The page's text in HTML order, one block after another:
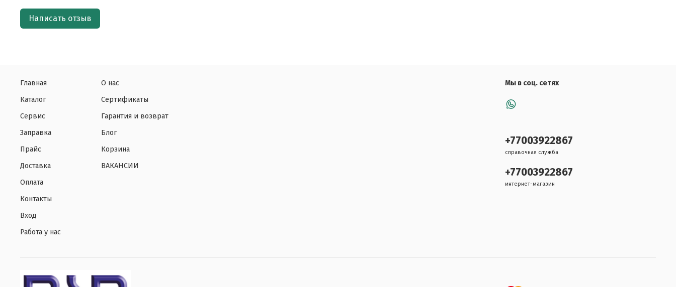
Написать отзыв
Главная
Каталог
Сервис
Заправка
Прайс
Доставка
Оплата
Контакты
Вход
Работа у нас
О нас
Сертификаты
Гарантия и возврат
Блог
Корзина
ВАКАНСИИ
Мы в соц. сетях
+77003922867
справочная служба
+77003922867
интернет-магазин